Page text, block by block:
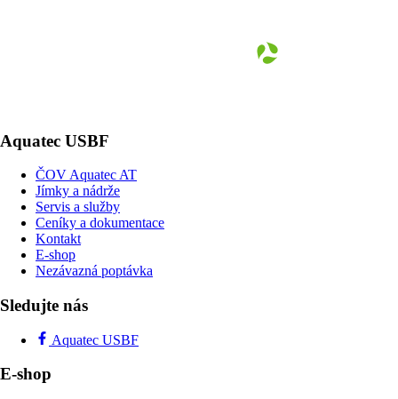
Aquatec USBF
ČOV Aquatec AT
Jímky a nádrže
Servis a služby
Ceníky a dokumentace
Kontakt
E-shop
Nezávazná poptávka
Sledujte nás
Aquatec USBF
E-shop